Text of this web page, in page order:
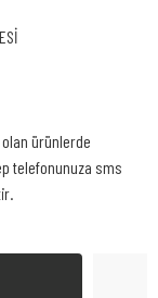
olan ürünlerde
telefonunuza sms